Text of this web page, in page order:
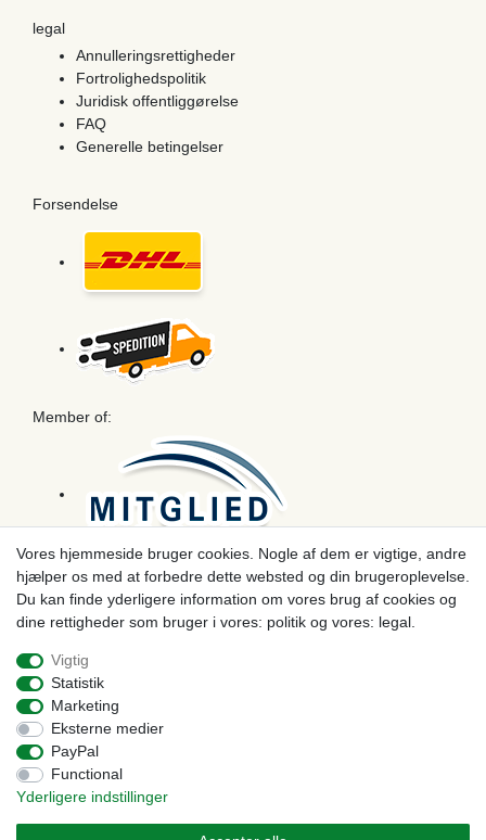
legal
Annulleringsrettigheder
Fortrolighedspolitik
Juridisk offentliggørelse
FAQ
Generelle betingelser
Forsendelse
Member of:
Betaling
Vores hjemmeside bruger cookies. Nogle af dem er vigtige, andre
hjælper os med at forbedre dette websted og din brugeroplevelse.
Du kan finde yderligere information om vores brug af cookies og
dine rettigheder som bruger i vores: politik og vores: legal.
Vigtig
Statistik
Marketing
Eksterne medier
PayPal
Functional
Yderligere indstillinger